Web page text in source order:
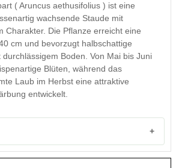
rispenartige Form
- Juni
durchlässiger Boden
8
Aruncus aethusifolius (Zwerg-
ist ein gut wachsender
Bodendecker, der gerade an
im Gehölzbereich (z. B. unter
Herbst durch seine bronzefarbene
Eine weitere Verwendung
( Aruncus aethusifolius ) ist eine
wachsende Staude mit
Charakter. Die Pflanze erreicht eine
cm und bevorzugt halbschattige
Boden. Von Mai bis Juni
Blüten, während das
Laub im Herbst eine attraktive
entwickelt.
Geißbarts